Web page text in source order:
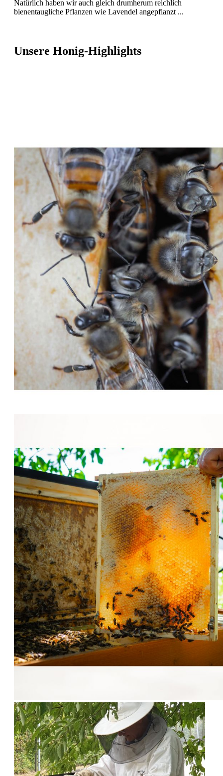
Natürlich haben wir auch gleich drumherum reichlich
bienentaugliche Pflanzen wie Lavendel angepflanzt ...
Unsere Honig-Highlights